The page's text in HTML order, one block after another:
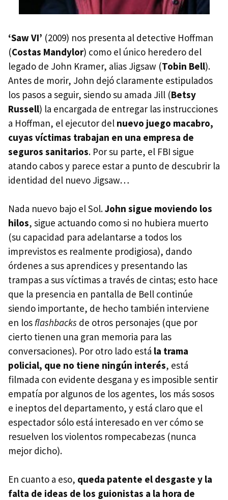
‘Saw VI’ (2009) nos presenta al detective Hoffman
(Costas Mandylor) como el único heredero del
legado de John Kramer, alias Jigsaw (Tobin Bell).
Antes de morir, John dejó claramente estipulados
los pasos a seguir, siendo su amada Jill (Betsy
Russell) la encargada de entregar las instrucciones
a Hoffman, el ejecutor del nuevo juego macabro,
cuyas víctimas trabajan en una empresa de
seguros sanitarios. Por su parte, el FBI sigue
atando cabos y parece estar a punto de descubrir la
identidad del nuevo Jigsaw…
Nada nuevo bajo el Sol.John sigue moviendo los
hilos, sigue actuando como si no hubiera muerto
(su capacidad para adelantarse a todos los
imprevistos es realmente prodigiosa), dando
órdenes a sus aprendices y presentando las
trampas a sus víctimas a través de cintas; esto hace
que la presencia en pantalla de Bell continúe
siendo importante, de hecho también interviene
en los flashbacks de otros personajes (que por
cierto tienen una gran memoria para las
conversaciones). Por otro lado está la trama
policial, que no tiene ningún interés, está
filmada con evidente desgana y es imposible sentir
empatía por algunos de los agentes, los más sosos
e ineptos del departamento, y está claro que el
espectador sólo está interesado en ver cómo se
resuelven los violentos rompecabezas (nunca
mejor dicho).
En cuanto a eso, queda patente el desgaste y la
falta de ideas de los guionistas a la hora de